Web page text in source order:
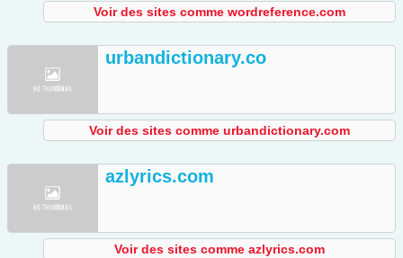
Voir des sites comme wordreference.com
urbandictionary.co
Voir des sites comme urbandictionary.com
azlyrics.com
Voir des sites comme azlyrics.com